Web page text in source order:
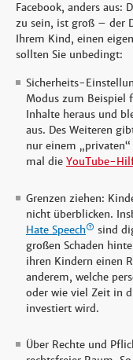
Facebook, anders aus:
zu sein, ist groß – der
Ihrem Kind, einen
sollten Sie unbedingt:
Sicherheits-
Modus zum
Inhalte heraus und
aus. Des Weiteren
nur einem
mal die YouTube-
Grenzen ziehen:
nicht überblicken.
Hate Speech
sind
großen Schaden
ihren Kindern einen
anderem, welche
oder wie viel Zeit in
investiert wird.
Über Rechte und